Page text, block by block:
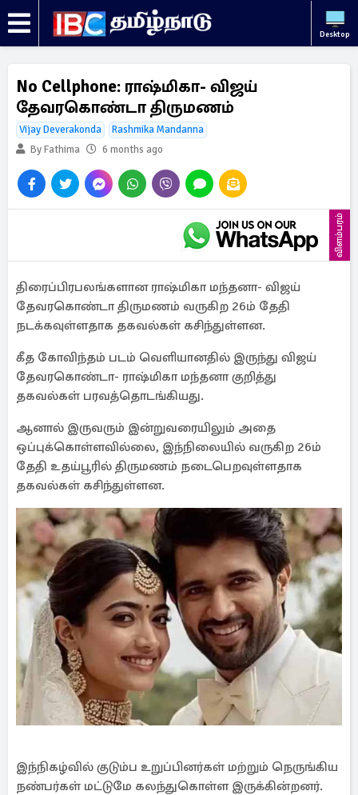
Desktop
No Cellphone: ராஷ்மிகா- விஜய்
தேவரகொண்டா திருமணம்
Vijay Deverakonda
Rashmika Mandanna
By Fathima
6 months ago
விளம்பரம்
திரைப்பிரபலங்களான ராஷ்மிகா மந்தனா- விஜய்
தேவரகொண்டா திருமணம் வருகிற 26ம் தேதி
நடக்கவுள்ளதாக தகவல்கள் கசிந்துள்ளன.
கீத கோவிந்தம் படம் வெளியானதில் இருந்து விஜய்
தேவரகொண்டா- ராஷ்மிகா மந்தனா குறித்து
தகவல்கள் பரவத்தொடங்கியது.
ஆனால் இருவரும் இன்றுவரையிலும் அதை
ஒப்புக்கொள்ளவில்லை, இந்நிலையில் வருகிற 26ம்
தேதி உதய்பூரில் திருமணம் நடைபெறவுள்ளதாக
தகவல்கள் கசிந்துள்ளன.
இந்நிகழ்வில் குடும்ப உறுப்பினர்கள் மற்றும் நெருங்கிய
நண்பர்கள் மட்டுமே கலந்துகொள்ள இருக்கின்றனர்.